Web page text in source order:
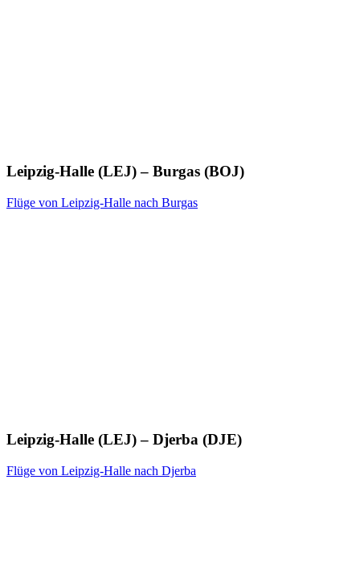
Leipzig-Halle (LEJ) – Burgas (BOJ)
Flüge von Leipzig-Halle nach Burgas
Leipzig-Halle (LEJ) – Djerba (DJE)
Flüge von Leipzig-Halle nach Djerba